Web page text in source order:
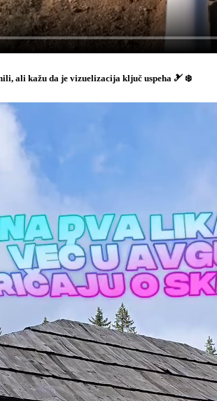
ali kažu da je vizuelizacija ključ uspeha 🎿 ❄️